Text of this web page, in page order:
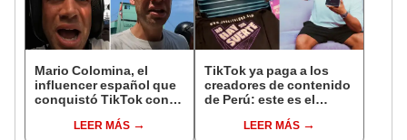
Mario Colomina, el
influencer español que
conquistó TikTok con
"Mi amor nació por la
LEER MÁS
TikTok ya paga a los
creadores de contenido
de Perú: este es el
llegar a cobrar por 1.000
LEER MÁS